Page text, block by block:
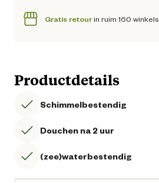
Gratis retourin ruim 160 winkels
Productdetails
Schimmelbestendig
Douchen na 2 uur
(zee)waterbestendig